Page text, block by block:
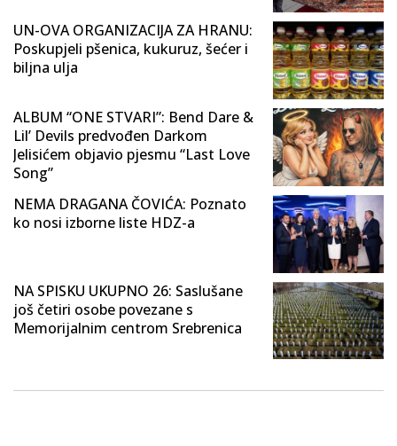
UN-OVA ORGANIZACIJA ZA HRANU:
Poskupjeli pšenica, kukuruz, šećer i
biljna ulja
ALBUM “ONE STVARI”: Bend Dare &
Lil’ Devils predvođen Darkom
Jelisićem objavio pjesmu “Last Love
Song”
NEMA DRAGANA ČOVIĆA: Poznato
ko nosi izborne liste HDZ-a
NA SPISKU UKUPNO 26: Saslušane
još četiri osobe povezane s
Memorijalnim centrom Srebrenica